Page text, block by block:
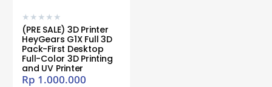
★ ★ ★ ★ ★
(PRE SALE) 3D Printer
HeyGears G1X Full 3D
Pack-First Desktop
Full-Color 3D Printing
and UV Printer
Rp 1.000.000